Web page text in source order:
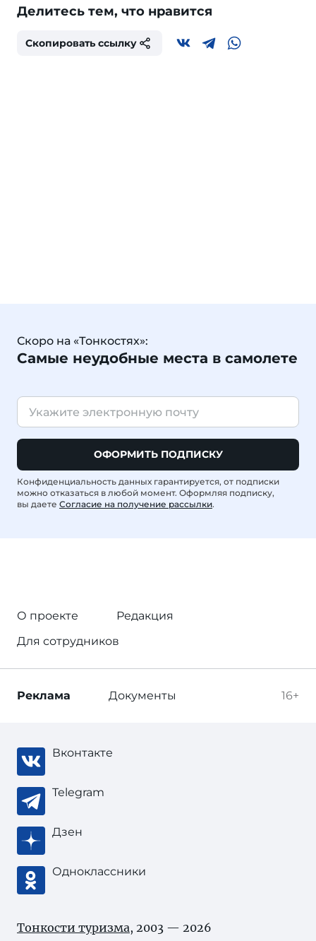
Делитесь тем, что нравится
Скопировать ссылку
Скоро на «Тонкостях»:
Самые неудобные места в самолете
ОФОРМИТЬ ПОДПИСКУ
Конфиденциальность данных гарантируется, от подписки
можно отказаться в любой момент. Оформляя подписку,
вы даете Согласие на получение рассылки.
О проекте
Редакция
Для сотрудников
16+
Реклама Документы
Вконтакте
Telegram
Дзен
Одноклассники
Тонкости туризма, 2003 — 2026